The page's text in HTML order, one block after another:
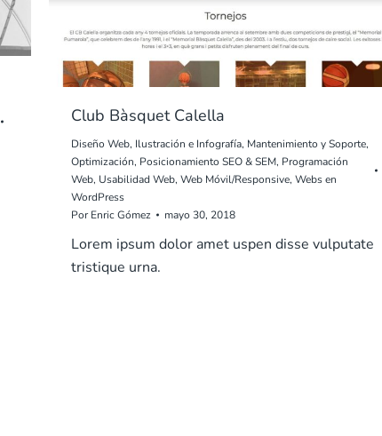
Club Bàsquet Calella
Diseño Web, Ilustración e Infografía, Mantenimiento y Soporte,
Optimización, Posicionamiento SEO & SEM, Programación
Web, Usabilidad Web, Web Móvil/Responsive, Webs en
WordPress
PorEnric Gómez mayo 30, 2018
Lorem ipsum dolor amet uspen disse vulputate
tristique urna.